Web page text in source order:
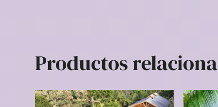
Productos